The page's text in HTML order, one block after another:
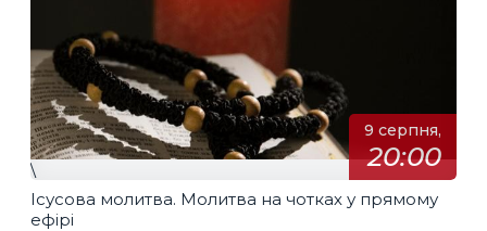
9 серпня,
20:00
\
Ісусова молитва. Молитва на чотках у прямому
ефірі